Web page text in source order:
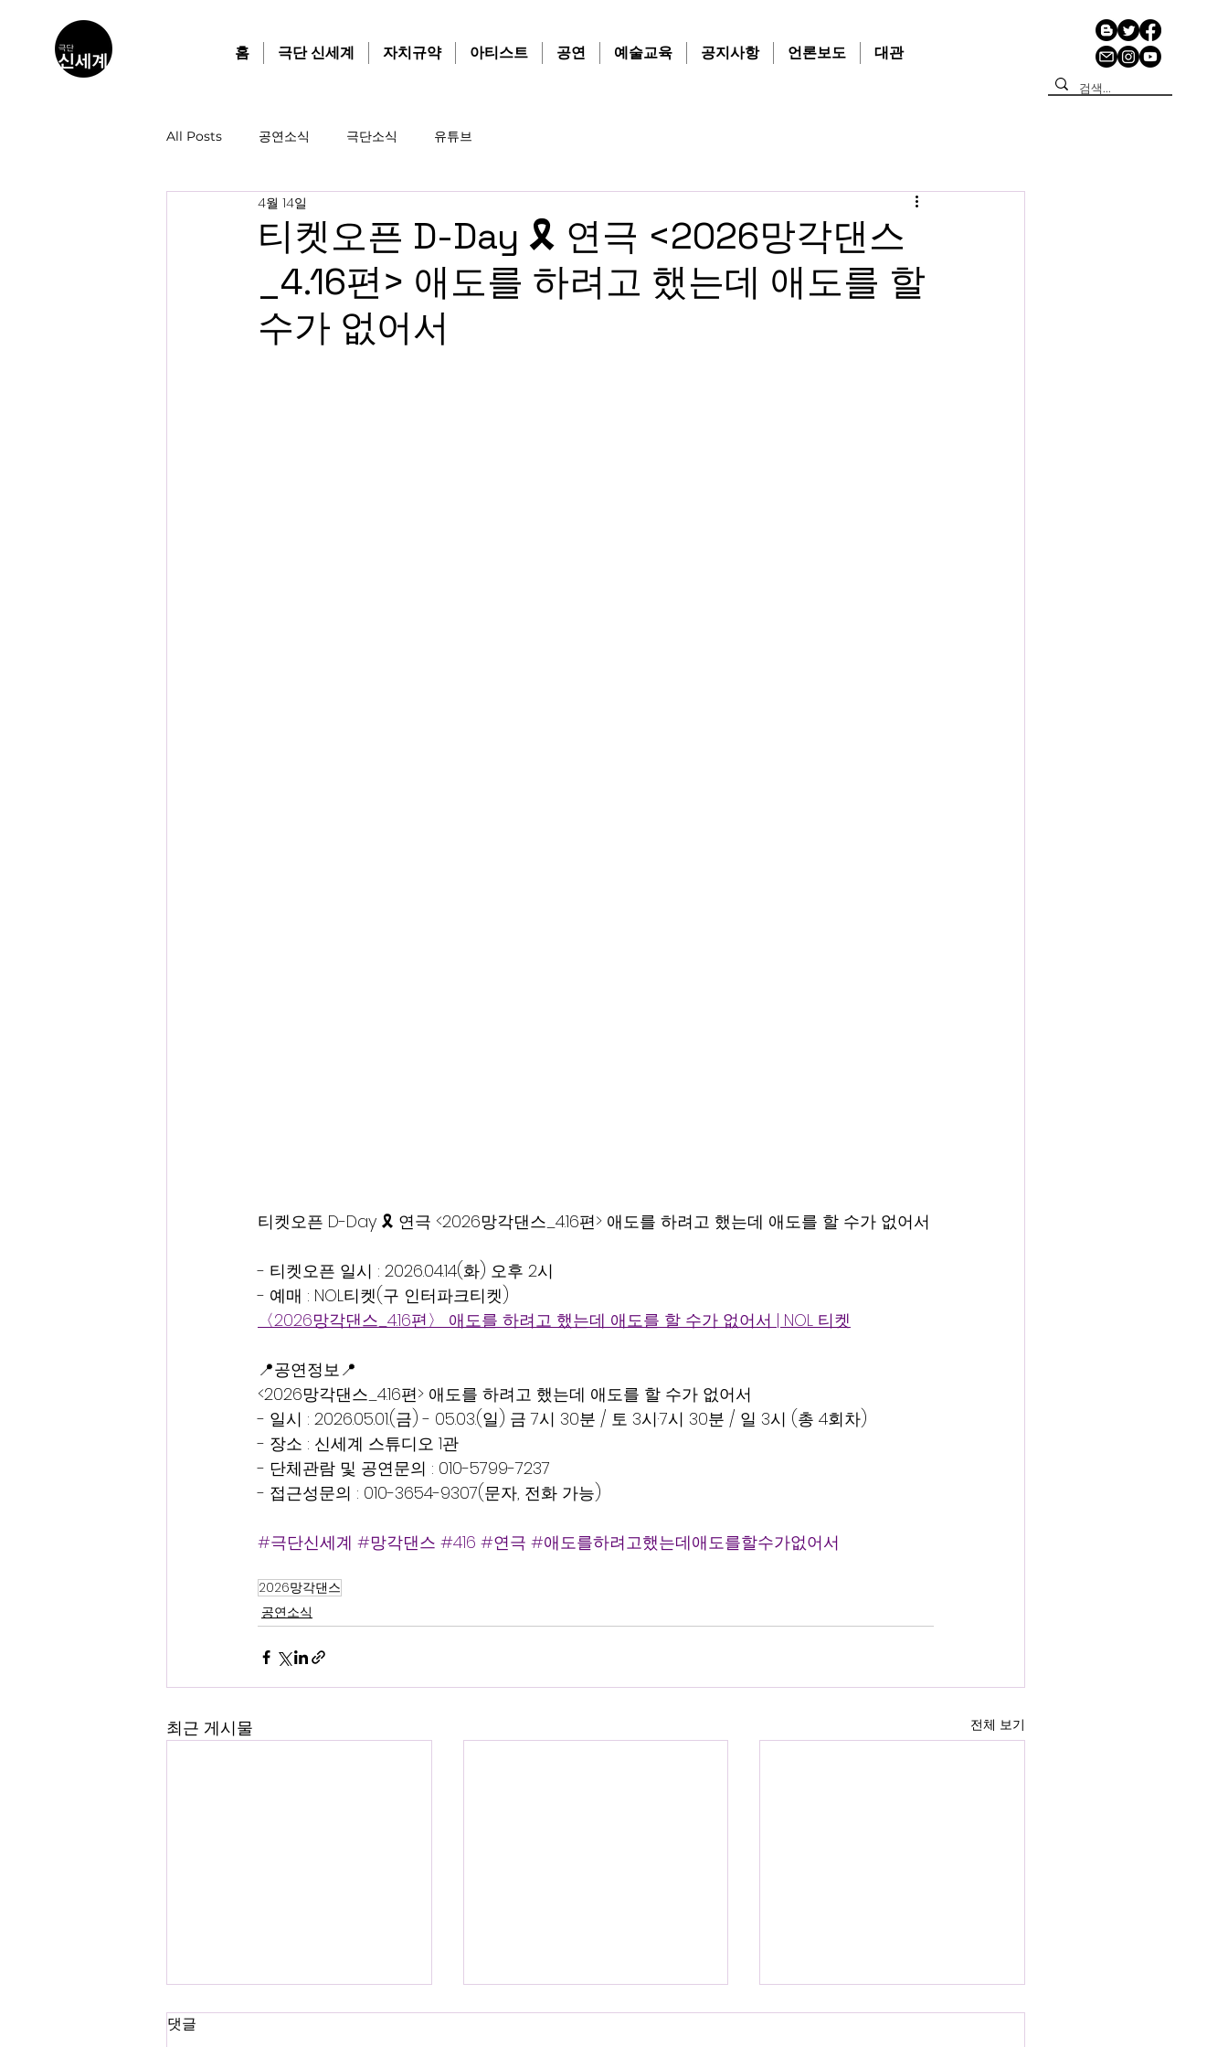
홈 극단 신세계 자치규약 아티스트 공연 예술교육 공지사항 언론보도 대관
All Posts 공연소식 극단소식 유튜브
티켓오픈 D-Day 🎗️ 연극 <2026망각댄스
_4.16편> 애도를 하려고 했는데 애도를 할
수가 없어서
4월 14일
티켓오픈 D-Day 🎗️ 연극 <2026망각댄스_4.16편> 애도를 하려고 했는데 애도를 할 수가 없어서
- 티켓오픈 일시 : 2026.04.14(화) 오후 2시
- 예매 : NOL티켓(구 인터파크티켓)
〈2026망각댄스_4.16편〉 애도를 하려고 했는데 애도를 할 수가 없어서 | NOL 티켓
📍공연정보📍
<2026망각댄스_4.16편> 애도를 하려고 했는데 애도를 할 수가 없어서
- 일시 : 2026.05.01.(금) - 05.03.(일) 금 7시 30분 / 토 3시·7시 30분 / 일 3시 (총 4회차)
- 장소 : 신세계 스튜디오 1관
- 단체관람 및 공연문의 : 010-5799-7237
- 접근성문의 : 010-3654-9307(문자, 전화 가능)
#극단신세계 #망각댄스 #416 #연극 #애도를하려고했는데애도를할수가없어서
2026망각댄스
공연소식
최근 게시물 전체 보기
댓글